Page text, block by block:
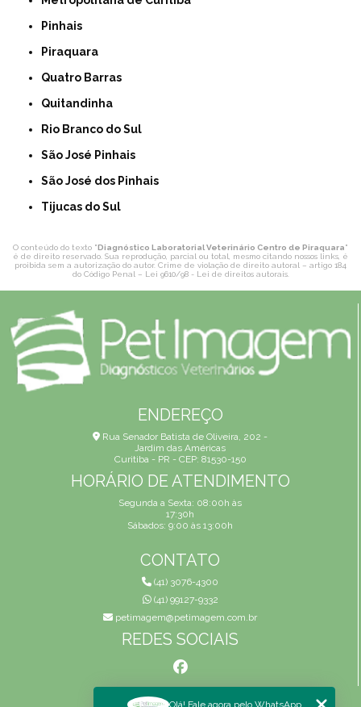
Pinhais
Piraquara
Quatro Barras
Quitandinha
Rio Branco do Sul
São José Pinhais
São José dos Pinhais
Tijucas do Sul
O conteúdo do texto "Diagnóstico Laboratorial Veterinário Centro de Piraquara"
é de direito reservado. Sua reprodução, parcial ou total, mesmo citando nossos links, é
proibida sem a autorização do autor. Crime de violação de direito autoral – artigo 184
do Código Penal – Lei 9610/98 - Lei de direitos autorais.
ENDEREÇO
Rua Senador Batista de Oliveira, 202 -
Jardim das Américas
Curitiba - PR - CEP: 81530-150
HORÁRIO DE ATENDIMENTO
Segunda a Sexta: 08:00h às
17:30h
Sábados: 9:00 às 13:00h
CONTATO
(41) 3076-4300
(41) 99127-9332
petimagem@petimagem.com.br
REDES SOCIAIS
MENU
Olá! Fale agora pelo WhatsApp